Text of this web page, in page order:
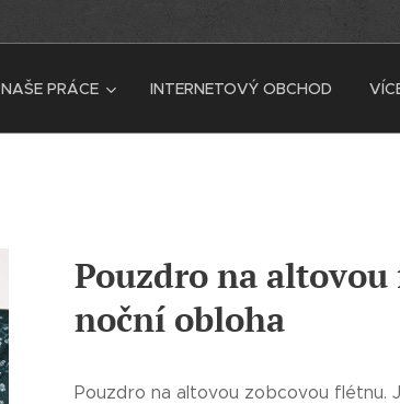
NAŠE PRÁCE INTERNETOVÝ OBCHOD
Pouzdro na
noční obloha
Pouzdro na altovou zobcovou flétnu.